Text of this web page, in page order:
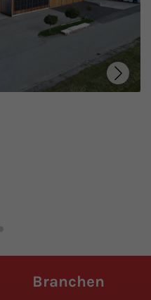
Branchen